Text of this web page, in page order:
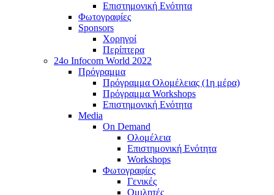
Επιστημονική Ενότητα
Φωτογραφίες
Sponsors
Χορηγοί
Περίπτερα
24o Infocom World 2022
Πρόγραμμα
Πρόγραμμα Ολομέλειας (1η μέρα)
Πρόγραμμα Workshops
Επιστημονική Ενότητα
Media
On Demand
Ολομέλεια
Επιστημονική Ενότητα
Workshops
Φωτογραφίες
Γενικές
Ομιλητές